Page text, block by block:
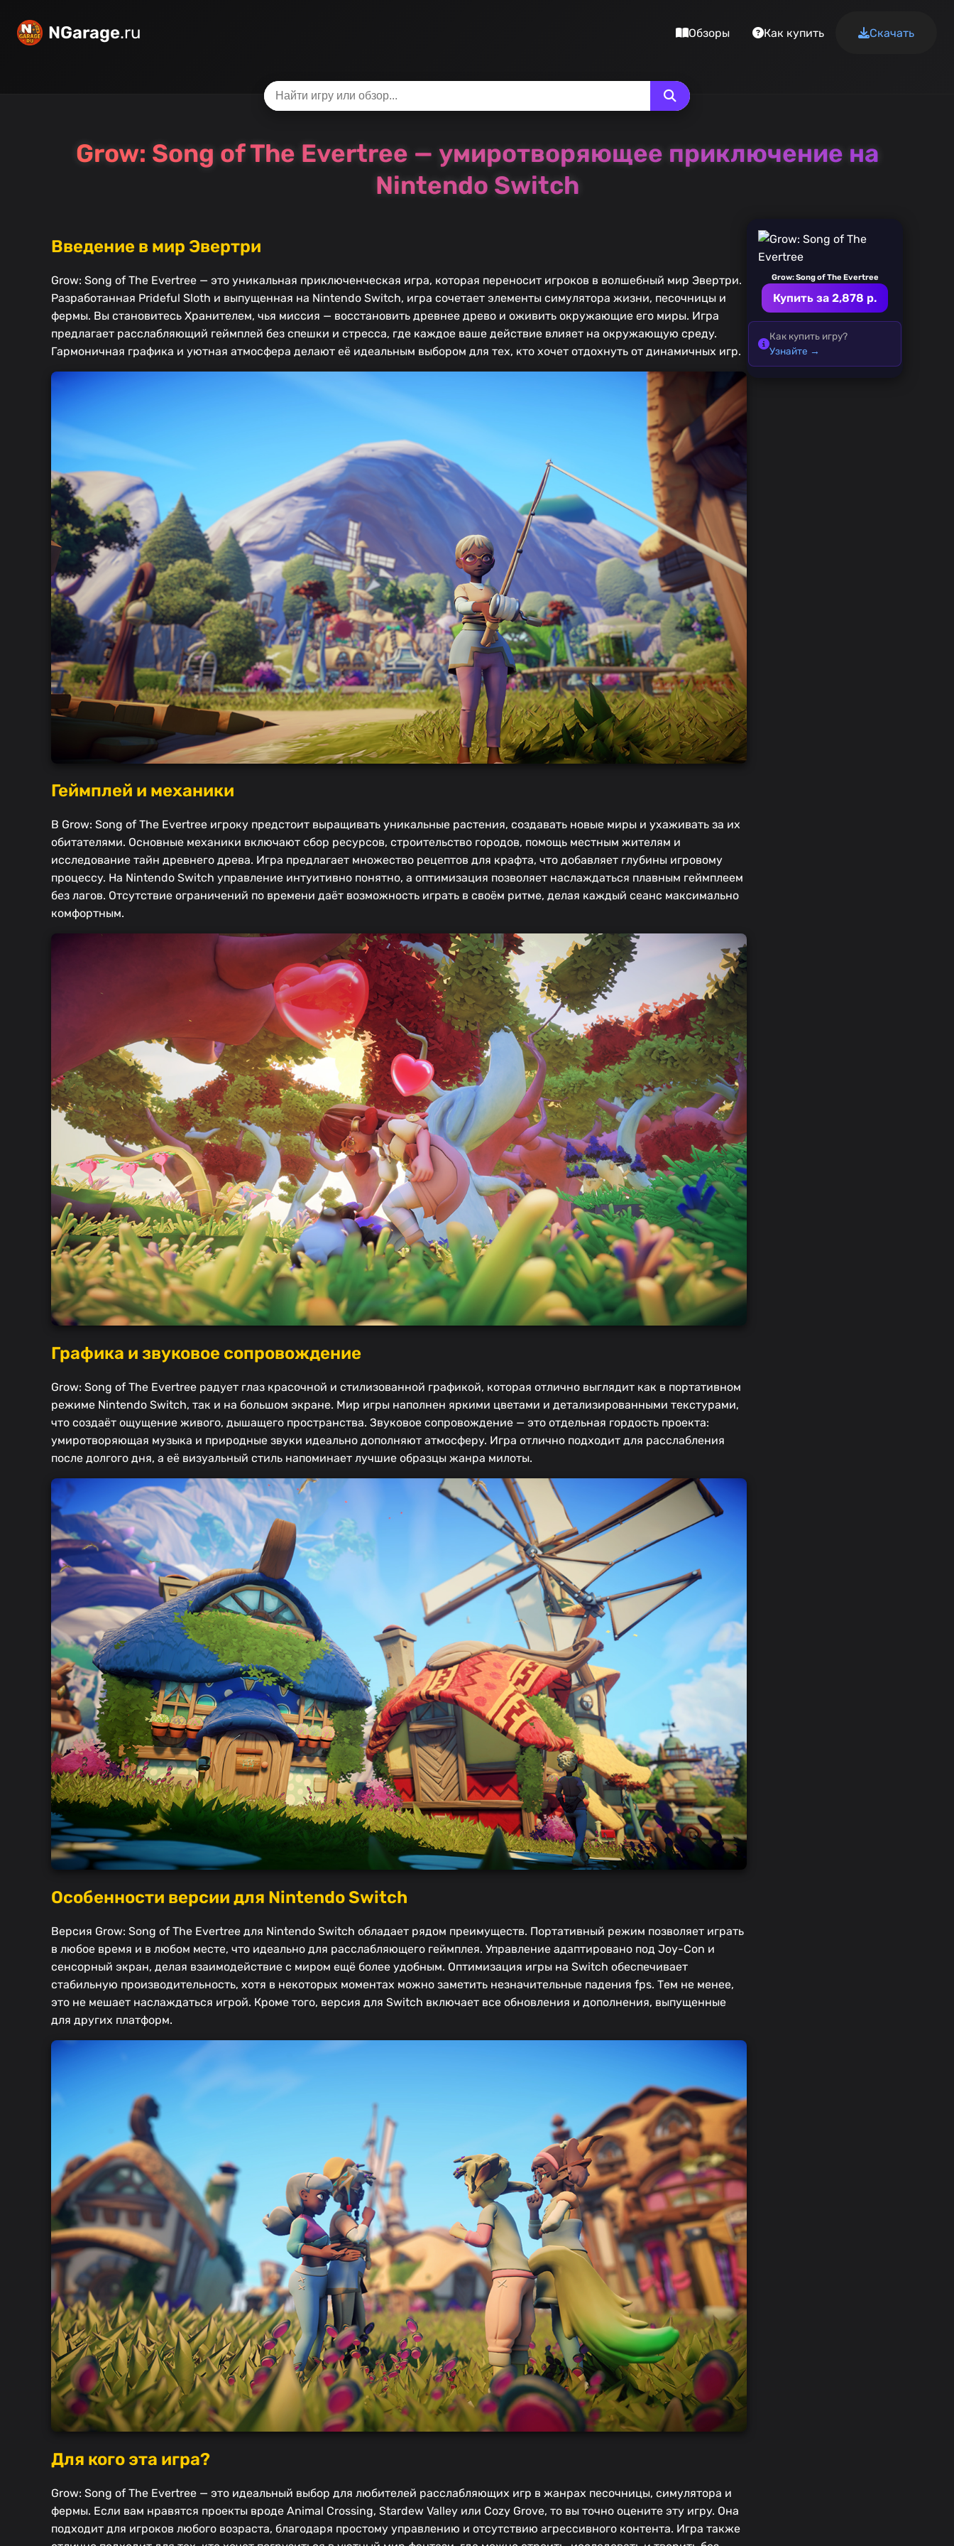
NGarage.ru Обзоры Как купить Скачать
Grow: Song of The Evertree — умиротворяющее приключение на
Nintendo Switch
Введение в мир Эвертри
Grow: Song of The Evertree — это уникальная приключенческая игра, которая переносит игроков в волшебный мир Эвертри.
Разработанная Prideful Sloth и выпущенная на Nintendo Switch, игра сочетает элементы симулятора жизни, песочницы и
фермы. Вы становитесь Хранителем, чья миссия — восстановить древнее древо и оживить окружающие его миры. Игра
предлагает расслабляющий геймплей без спешки и стресса, где каждое ваше действие влияет на окружающую среду.
Гармоничная графика и уютная атмосфера делают её идеальным выбором для тех, кто хочет отдохнуть от динамичных игр.
Геймплей и механики
В Grow: Song of The Evertree игроку предстоит выращивать уникальные растения, создавать новые миры и ухаживать за их
обитателями. Основные механики включают сбор ресурсов, строительство городов, помощь местным жителям и
исследование тайн древнего древа. Игра предлагает множество рецептов для крафта, что добавляет глубины игровому
процессу. На Nintendo Switch управление интуитивно понятно, а оптимизация позволяет наслаждаться плавным геймплеем
без лагов. Отсутствие ограничений по времени даёт возможность играть в своём ритме, делая каждый сеанс максимально
комфортным.
Графика и звуковое сопровождение
Grow: Song of The Evertree радует глаз красочной и стилизованной графикой, которая отлично выглядит как в портативном
режиме Nintendo Switch, так и на большом экране. Мир игры наполнен яркими цветами и детализированными текстурами,
что создаёт ощущение живого, дышащего пространства. Звуковое сопровождение — это отдельная гордость проекта:
умиротворяющая музыка и природные звуки идеально дополняют атмосферу. Игра отлично подходит для расслабления
после долгого дня, а её визуальный стиль напоминает лучшие образцы жанра милоты.
Особенности версии для Nintendo Switch
Версия Grow: Song of The Evertree для Nintendo Switch обладает рядом преимуществ. Портативный режим позволяет играть
в любое время и в любом месте, что идеально для расслабляющего геймплея. Управление адаптировано под Joy-Con и
сенсорный экран, делая взаимодействие с миром ещё более удобным. Оптимизация игры на Switch обеспечивает
стабильную производительность, хотя в некоторых моментах можно заметить незначительные падения fps. Тем не менее,
это не мешает наслаждаться игрой. Кроме того, версия для Switch включает все обновления и дополнения, выпущенные
для других платформ.
Для кого эта игра?
Grow: Song of The Evertree — это идеальный выбор для любителей расслабляющих игр в жанрах песочницы, симулятора и
фермы. Если вам нравятся проекты вроде Animal Crossing, Stardew Valley или Cozy Grove, то вы точно оцените эту игру. Она
подходит для игроков любого возраста, благодаря простому управлению и отсутствию агрессивного контента. Игра также
Grow: Song of The Evertree
Купить за 2,878 р.
Как купить игру?
Узнайте →